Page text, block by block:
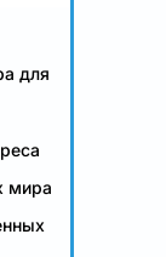
для
мира